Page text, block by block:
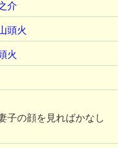
介
頭火
火
子の顔を見ればかなし